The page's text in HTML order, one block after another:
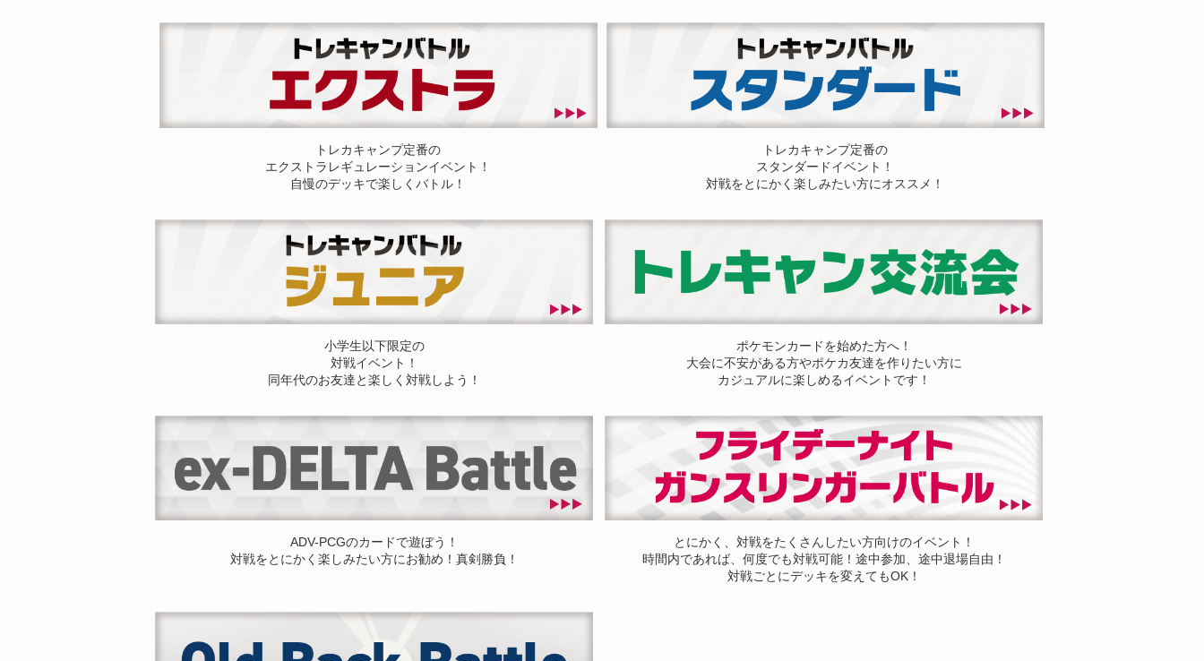
トレカキャンプ定番の
エクストラレギュレーションイベント！
自慢のデッキで楽しくバトル！
トレカキャンプ定番の
スタンダードイベント！
対戦をとにかく楽しみたい方にオススメ！
小学生以下限定の
対戦イベント！
同年代のお友達と楽しく対戦しよう！
ポケモンカードを始めた方へ！
大会に不安がある方やポケカ友達を作りたい方に
カジュアルに楽しめるイベントです！
ADV-PCGのカードで遊ぼう！
対戦をとにかく楽しみたい方にお勧め！真剣勝負！
とにかく、対戦をたくさんしたい方向けのイベント！
時間内であれば、何度でも対戦可能！途中参加、途中退場自由！
対戦ごとにデッキを変えてもOK！